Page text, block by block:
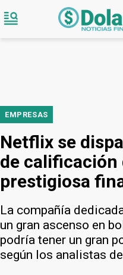
EMPRESAS
Netflix se
de calificación
prestigiosa
La compañía
un gran ascenso en
podría tener un gran
según los analistas